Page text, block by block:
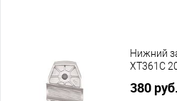
Нижний
XT361C
380 руб.